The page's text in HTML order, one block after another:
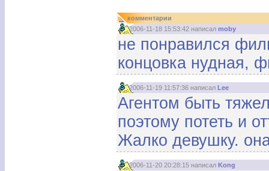
комментарии
2006-11-18 15:53:42 написал moby
не понравился
концовка нудная,
2006-11-19 11:57:36 написал Lee
Агентом быть
поэтому потеть и
Жалко девушку.
2006-11-20 20:28:15 написал Kong